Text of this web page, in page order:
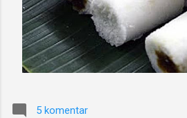
5 komentar